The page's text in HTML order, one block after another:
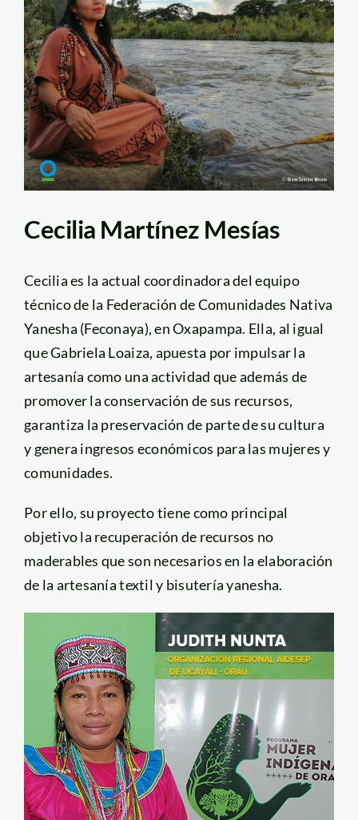
Cecilia Martínez Mesías
Cecilia es la actual coordinadora del equipo
técnico de la Federación de Comunidades Nativa
Yanesha (Feconaya), en Oxapampa. Ella, al igual
que Gabriela Loaiza, apuesta por impulsar la
artesanía como una actividad que además de
promover la conservación de sus recursos,
garantiza la preservación de parte de su cultura
y genera ingresos económicos para las mujeres y
comunidades.
Por ello, su proyecto tiene como principal
objetivo la recuperación de recursos no
maderables que son necesarios en la elaboración
de la artesanía textil y bisutería yanesha.